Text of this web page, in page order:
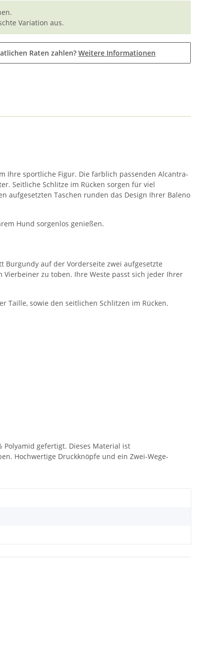
Variation aus.
Raten zahlen? Weitere Informationen
Ihre sportliche Figur. Die farblich passenden Alcantra-
Seitliche Schlitze im Rücken sorgen für viel
aufgesetzten Taschen runden das Design Ihrer Baleno
Hund sorgenlos genießen.
Burgundy auf der Vorderseite zwei aufgesetzte
Vierbeiner zu toben. Ihre Weste passt sich jeder Ihrer
Taille, sowie den seitlichen Schlitzen im Rücken.
Polyamid gefertigt. Dieses Material ist
Hochwertige Druckknöpfe und ein Zwei-Wege-